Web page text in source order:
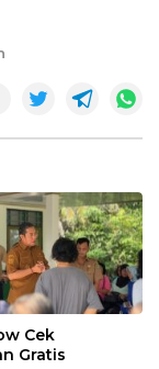
Cek
Gratis